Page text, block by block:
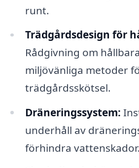
runt.
Trädgårdsdesign för
Rådgivning om
miljövänliga metoder
trädgårdsskötsel.
Dräneringssystem:
underhåll av
förhindra vattenskador.